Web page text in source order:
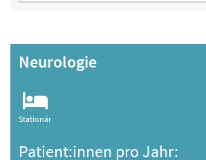
Neurologie
Stationär
Patient:innen pro Jahr: